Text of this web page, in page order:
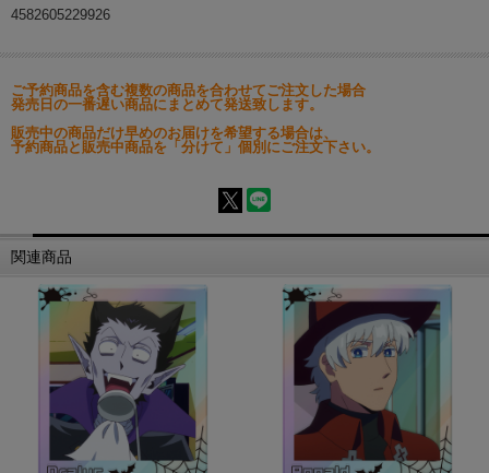
4582605229926
ご予約商品を含む複数の商品を合わせてご注文した場合
発売日の一番遅い商品にまとめて発送致します。
販売中の商品だけ早めのお届けを希望する場合は、
予約商品と販売中商品を「分けて」個別にご注文下さい。
関連商品